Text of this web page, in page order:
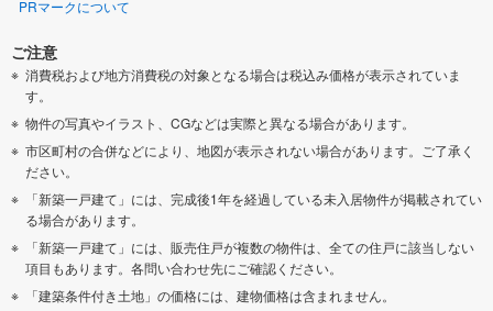
PRマークについて
ご注意
消費税および地方消費税の対象となる場合は税込み価格が表示されていま
す。
物件の写真やイラスト、CGなどは実際と異なる場合があります。
市区町村の合併などにより、地図が表示されない場合があります。ご了承く
ださい。
「新築一戸建て」には、完成後1年を経過している未入居物件が掲載されてい
る場合があります。
「新築一戸建て」には、販売住戸が複数の物件は、全ての住戸に該当しない
項目もあります。各問い合わせ先にご確認ください。
「建築条件付き土地」の価格には、建物価格は含まれません。